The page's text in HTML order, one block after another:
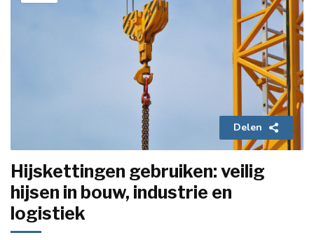
Delen
Hijskettingen gebruiken: veilig
hijsen in bouw, industrie en
logistiek